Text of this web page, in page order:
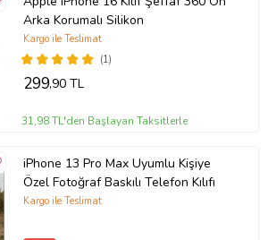
Arka Korumalı Silikon
(1)
Kargo ile Teslimat
299,90 TL
31,98 TL'den Başlayan Taksitlerle
iPhone 13 Pro Max Uyumlu Kişiye
Özel Fotoğraf Baskılı Telefon Kılıfı
Kargo ile Teslimat